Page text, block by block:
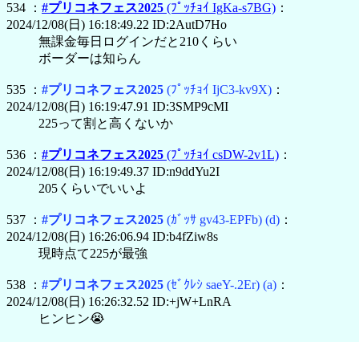
534 ： #プリコネフェス2025 (ﾌﾟｯﾁｮｲ IgKa-s7BG) ：
2024/12/08(日) 16:18:49.22 ID:2AutD7Ho
無課金毎日ログインだと210くらい
ボーダーは知らん
535 ： #プリコネフェス2025 (ﾌﾟｯﾁｮｲ IjC3-kv9X) ：
2024/12/08(日) 16:19:47.91 ID:3SMP9cMI
225って割と高くないか
536 ： #プリコネフェス2025 (ﾌﾟｯﾁｮｲ csDW-2v1L) ：
2024/12/08(日) 16:19:49.37 ID:n9ddYu2I
205くらいでいいよ
537 ： #プリコネフェス2025 (ｶﾞｯｻ gv43-EPFb) (d) ：
2024/12/08(日) 16:26:06.94 ID:b4fZiw8s
現時点て225が最強
538 ： #プリコネフェス2025 (ｾﾞｸﾚｼ saeY-.2Er) (a) ：
2024/12/08(日) 16:26:32.52 ID:+jW+LnRA
ヒンヒン😭